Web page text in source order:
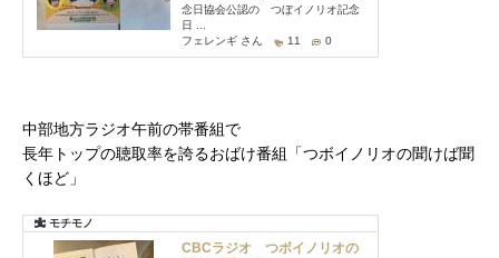
中部地方ラジオ午前の帯番組で
長年トップの聴取率を誇るおばけ番組「つボイノリオの聞けば聞
くほど」